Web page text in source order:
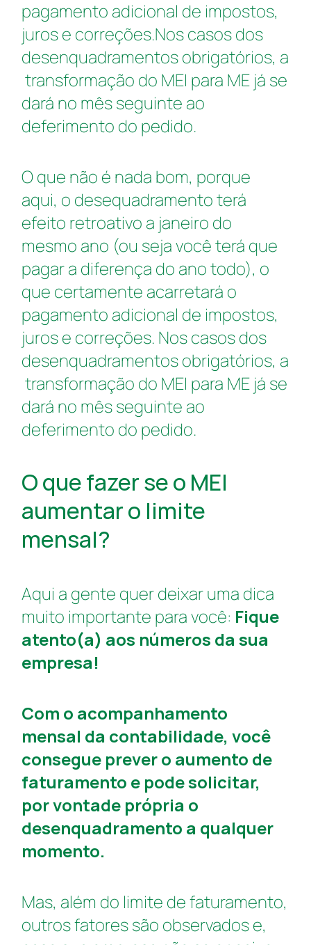
pagamento adicional de impostos,
juros e correções.Nos casos dos
desenquadramentos obrigatórios, a
transformação do MEI para ME já se
dará no mês seguinte ao
deferimento do pedido.
O que não é nada bom, porque
aqui, o desequadramento terá
efeito retroativo a janeiro do
mesmo ano (ou seja você terá que
pagar a diferença do ano todo), o
que certamente acarretará o
pagamento adicional de impostos,
juros e correções. Nos casos dos
desenquadramentos obrigatórios, a
transformação do MEI para ME já se
dará no mês seguinte ao
deferimento do pedido.
O que fazer se o MEI
aumentar o limite
mensal?
Aqui a gente quer deixar uma dica
muito importante para você: Fique
atento(a) aos números da sua
empresa!
Com o acompanhamento
mensal da contabilidade, você
consegue prever o aumento de
faturamento e pode solicitar,
por vontade própria o
desenquadramento a qualquer
momento.
Mas, além do limite de faturamento,
outros fatores são observados e,